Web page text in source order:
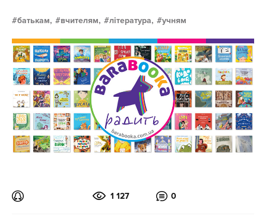
батькам, вчителям, література, учням
1 127 0